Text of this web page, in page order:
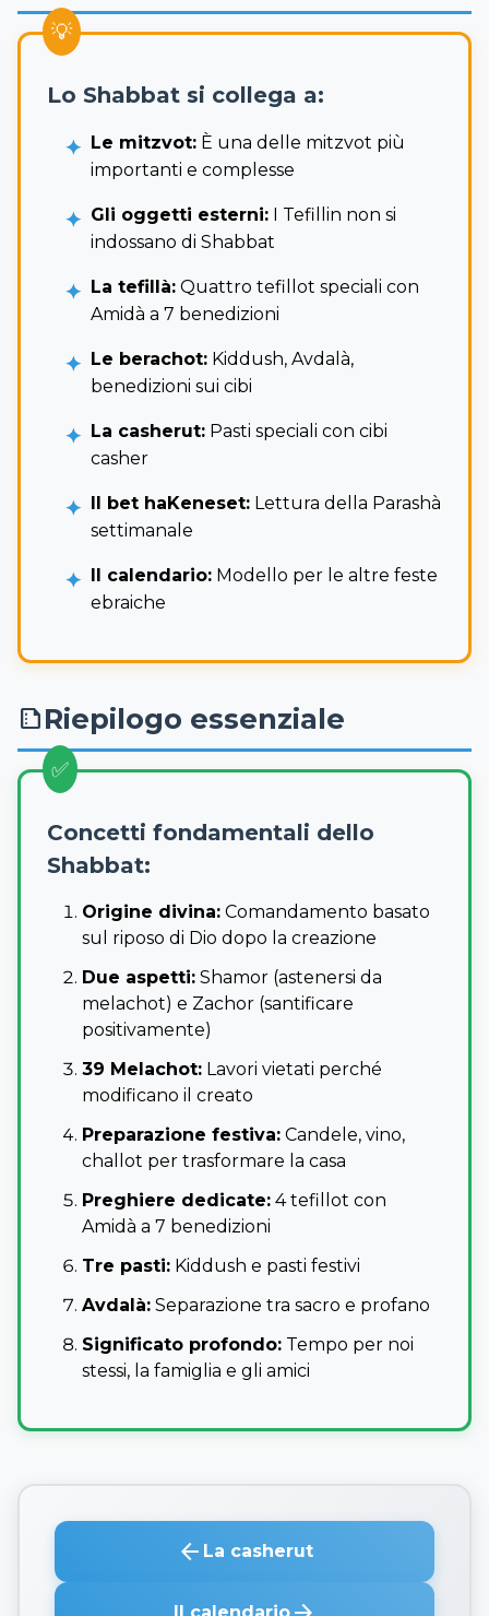
Lo Shabbat si collega a:
Le mitzvot: È una delle mitzvot più
importanti e complesse
Gli oggetti esterni: I Tefillin non si
indossano di Shabbat
La tefillà: Quattro tefillot speciali con
Amidà a 7 benedizioni
Le berachot: Kiddush, Avdalà,
benedizioni sui cibi
La casherut: Pasti speciali con cibi
casher
Il bet haKeneset: Lettura della Parashà
settimanale
Il calendario: Modello per le altre feste
ebraiche
summarizeRiepilogo essenziale
Concetti fondamentali dello
Shabbat:
Origine divina: Comandamento basato
sul riposo di Dio dopo la creazione
Due aspetti: Shamor (astenersi da
melachot) e Zachor (santificare
positivamente)
39 Melachot: Lavori vietati perché
modificano il creato
Preparazione festiva: Candele, vino,
challot per trasformare la casa
Preghiere dedicate: 4 tefillot con
Amidà a 7 benedizioni
Tre pasti: Kiddush e pasti festivi
Avdalà: Separazione tra sacro e profano
Significato profondo: Tempo per noi
stessi, la famiglia e gli amici
arrow_back La casherut